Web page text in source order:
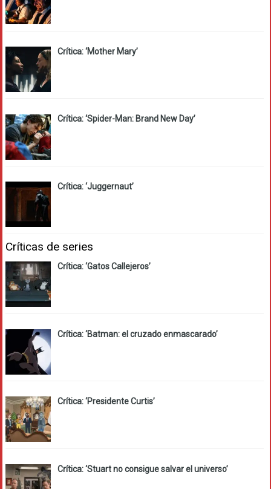
Crítica: ‘Mother Mary’
Crítica: ‘Spider-Man: Brand New Day’
Crítica: ‘Juggernaut’
Críticas de series
Crítica: ‘Gatos Callejeros’
Crítica: ‘Batman: el cruzado enmascarado’
Crítica: ‘Presidente Curtis’
Crítica: ‘Stuart no consigue salvar el universo’